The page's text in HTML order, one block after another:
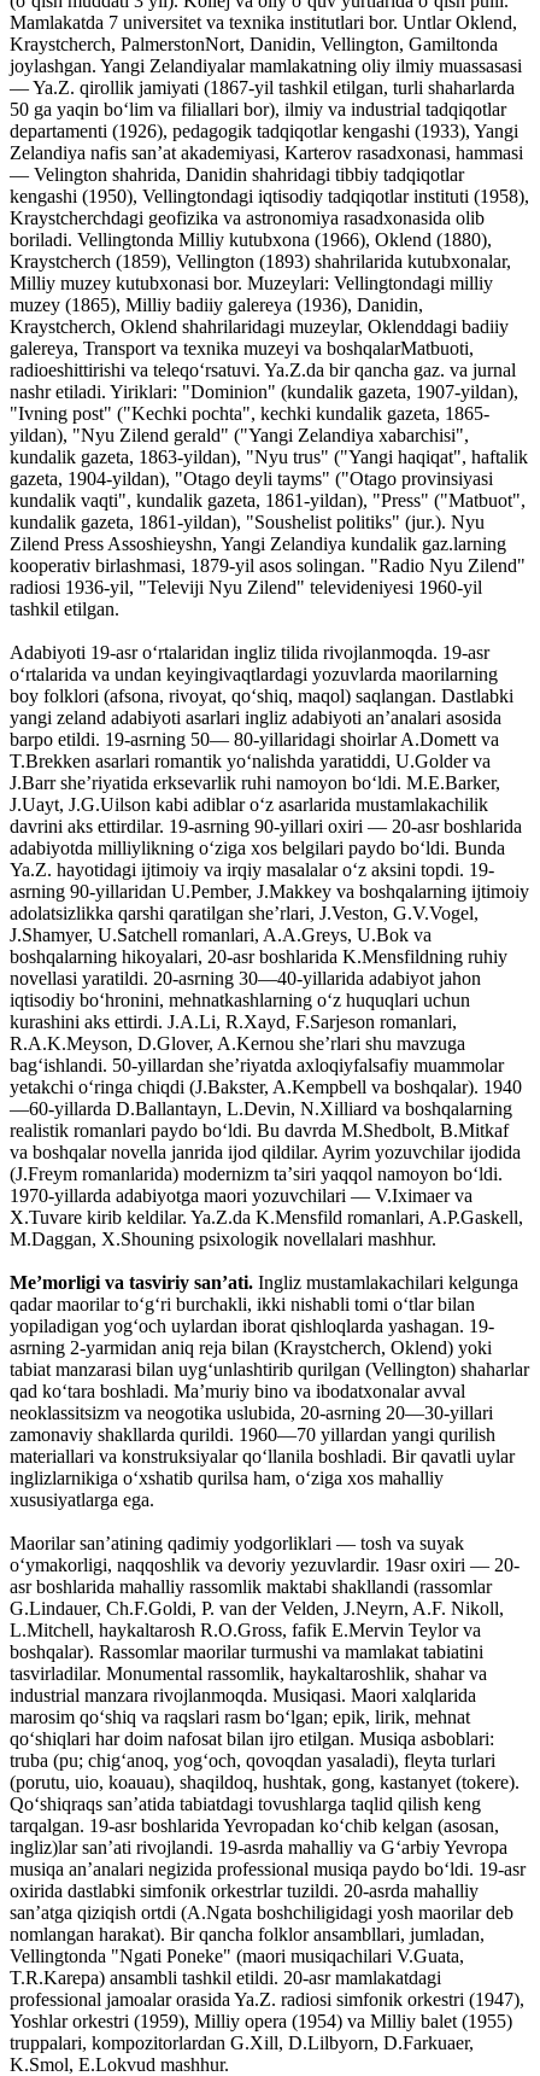
Mamlakatda 7 universitet va texnika institutlari bor. Untlar Oklend,
Kraystcherch, PalmerstonNort, Danidin, Vellington, Gamiltonda
joylashgan. Yangi Zelandiyalar mamlakatning oliy ilmiy muassasasi
— Ya.Z. qirollik jamiyati (1867-yil tashkil etilgan, turli shaharlarda
50 ga yaqin boʻlim va filiallari bor), ilmiy va industrial tadqiqotlar
departamenti (1926), pedagogik tadqiqotlar kengashi (1933), Yangi
Zelandiya nafis sanʼat akademiyasi, Karterov rasadxonasi, hammasi
— Velington shahrida, Danidin shahridagi tibbiy tadqiqotlar
kengashi (1950), Vellingtondagi iqtisodiy tadqiqotlar instituti (1958),
Kraystcherchdagi geofizika va astronomiya rasadxonasida olib
boriladi. Vellingtonda Milliy kutubxona (1966), Oklend (1880),
Kraystcherch (1859), Vellington (1893) shahrilarida kutubxonalar,
Milliy muzey kutubxonasi bor. Muzeylari: Vellingtondagi milliy
muzey (1865), Milliy badiiy galereya (1936), Danidin,
Kraystcherch, Oklend shahrilaridagi muzeylar, Oklenddagi badiiy
galereya, Transport va texnika muzeyi va boshqalarMatbuoti,
radioeshittirishi va teleqoʻrsatuvi. Ya.Z.da bir qancha gaz. va jurnal
nashr etiladi. Yiriklari: "Dominion" (kundalik gazeta, 1907-yildan),
"Ivning post" ("Kechki pochta", kechki kundalik gazeta, 1865-
yildan), "Nyu Zilend gerald" ("Yangi Zelandiya xabarchisi",
kundalik gazeta, 1863-yildan), "Nyu trus" ("Yangi haqiqat", haftalik
gazeta, 1904-yildan), "Otago deyli tayms" ("Otago provinsiyasi
kundalik vaqti", kundalik gazeta, 1861-yildan), "Press" ("Matbuot",
kundalik gazeta, 1861-yildan), "Soushelist politiks" (jur.). Nyu
Zilend Press Assoshieyshn, Yangi Zelandiya kundalik gaz.larning
kooperativ birlashmasi, 1879-yil asos solingan. "Radio Nyu Zilend"
radiosi 1936-yil, "Televiji Nyu Zilend" televideniyesi 1960-yil
tashkil etilgan.
Adabiyoti 19-asr oʻrtalaridan ingliz tilida rivojlanmoqda. 19-asr
oʻrtalarida va undan keyingivaqtlardagi yozuvlarda maorilarning
boy folklori (afsona, rivoyat, qoʻshiq, maqol) saqlangan. Dastlabki
yangi zeland adabiyoti asarlari ingliz adabiyoti anʼanalari asosida
barpo etildi. 19-asrning 50— 80-yillaridagi shoirlar A.Domett va
T.Brekken asarlari romantik yoʻnalishda yaratiddi, U.Golder va
J.Barr sheʼriyatida erksevarlik ruhi namoyon boʻldi. M.E.Barker,
J.Uayt, J.G.Uilson kabi adiblar oʻz asarlarida mustamlakachilik
davrini aks ettirdilar. 19-asrning 90-yillari oxiri — 20-asr boshlarida
adabiyotda milliylikning oʻziga xos belgilari paydo boʻldi. Bunda
Ya.Z. hayotidagi ijtimoiy va irqiy masalalar oʻz aksini topdi. 19-
asrning 90-yillaridan U.Pember, J.Makkey va boshqalarning ijtimoiy
adolatsizlikka qarshi qaratilgan sheʼrlari, J.Veston, G.V.Vogel,
J.Shamyer, U.Satchell romanlari, A.A.Greys, U.Bok va
boshqalarning hikoyalari, 20-asr boshlarida K.Mensfildning ruhiy
novellasi yaratildi. 20-asrning 30—40-yillarida adabiyot jahon
iqtisodiy boʻhronini, mehnatkashlarning oʻz huquqlari uchun
kurashini aks ettirdi. J.A.Li, R.Xayd, F.Sarjeson romanlari,
R.A.K.Meyson, D.Glover, A.Kernou sheʼrlari shu mavzuga
bagʻishlandi. 50-yillardan sheʼriyatda axloqiyfalsafiy muammolar
yetakchi oʻringa chiqdi (J.Bakster, A.Kempbell va boshqalar). 1940
—60-yillarda D.Ballantayn, L.Devin, N.Xilliard va boshqalarning
realistik romanlari paydo boʻldi. Bu davrda M.Shedbolt, B.Mitkaf
va boshqalar novella janrida ijod qildilar. Ayrim yozuvchilar ijodida
(J.Freym romanlarida) modernizm taʼsiri yaqqol namoyon boʻldi.
1970-yillarda adabiyotga maori yozuvchilari — V.Iximaer va
X.Tuvare kirib keldilar. Ya.Z.da K.Mensfild romanlari, A.P.Gaskell,
M.Daggan, X.Shouning psixologik novellalari mashhur.
Meʼmorligi va tasviriy sanʼati. Ingliz mustamlakachilari kelgunga
qadar maorilar toʻgʻri burchakli, ikki nishabli tomi oʻtlar bilan
yopiladigan yogʻoch uylardan iborat qishloqlarda yashagan. 19-
asrning 2-yarmidan aniq reja bilan (Kraystcherch, Oklend) yoki
tabiat manzarasi bilan uygʻunlashtirib qurilgan (Vellington) shaharlar
qad koʻtara boshladi. Maʼmuriy bino va ibodatxonalar avval
neoklassitsizm va neogotika uslubida, 20-asrning 20—30-yillari
zamonaviy shakllarda qurildi. 1960—70 yillardan yangi qurilish
materiallari va konstruksiyalar qoʻllanila boshladi. Bir qavatli uylar
inglizlarnikiga oʻxshatib qurilsa ham, oʻziga xos mahalliy
xususiyatlarga ega.
Maorilar sanʼatining qadimiy yodgorliklari — tosh va suyak
oʻymakorligi, naqqoshlik va devoriy yezuvlardir. 19asr oxiri — 20-
asr boshlarida mahalliy rassomlik maktabi shakllandi (rassomlar
G.Lindauer, Ch.F.Goldi, P. van der Velden, J.Neyrn, A.F. Nikoll,
L.Mitchell, haykaltarosh R.O.Gross, fafik E.Mervin Teylor va
boshqalar). Rassomlar maorilar turmushi va mamlakat tabiatini
tasvirladilar. Monumental rassomlik, haykaltaroshlik, shahar va
industrial manzara rivojlanmoqda. Musiqasi. Maori xalqlarida
marosim qoʻshiq va raqslari rasm boʻlgan; epik, lirik, mehnat
qoʻshiqlari har doim nafosat bilan ijro etilgan. Musiqa asboblari:
truba (pu; chigʻanoq, yogʻoch, qovoqdan yasaladi), fleyta turlari
(porutu, uio, koauau), shaqildoq, hushtak, gong, kastanyet (tokere).
Qoʻshiqraqs sanʼatida tabiatdagi tovushlarga taqlid qilish keng
tarqalgan. 19-asr boshlarida Yevropadan koʻchib kelgan (asosan,
ingliz)lar sanʼati rivojlandi. 19-asrda mahalliy va Gʻarbiy Yevropa
musiqa anʼanalari negizida professional musiqa paydo boʻldi. 19-asr
oxirida dastlabki simfonik orkestrlar tuzildi. 20-asrda mahalliy
sanʼatga qiziqish ortdi (A.Ngata boshchiligidagi yosh maorilar deb
nomlangan harakat). Bir qancha folklor ansambllari, jumladan,
Vellingtonda "Ngati Poneke" (maori musiqachilari V.Guata,
T.R.Karepa) ansambli tashkil etildi. 20-asr mamlakatdagi
professional jamoalar orasida Ya.Z. radiosi simfonik orkestri (1947),
Yoshlar orkestri (1959), Milliy opera (1954) va Milliy balet (1955)
truppalari, kompozitorlardan G.Xill, D.Lilbyorn, D.Farkuaer,
K.Smol, E.Lokvud mashhur.